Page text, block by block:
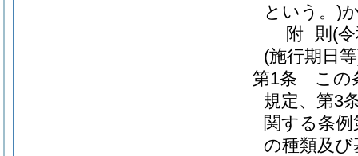
という。)
附 則 (
(施行期日
第1条
この
規定、第3
関する条
の種類及び